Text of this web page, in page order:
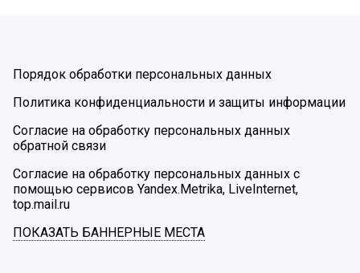
Порядок обработки персональных данных
Политика конфиденциальности и защиты информации
Согласие на обработку персональных данных
обратной связи
Согласие на обработку персональных данных с
помощью сервисов Yandex.Metrika, LiveInternet,
top.mail.ru
ПОКАЗАТЬ БАННЕРНЫЕ МЕСТА